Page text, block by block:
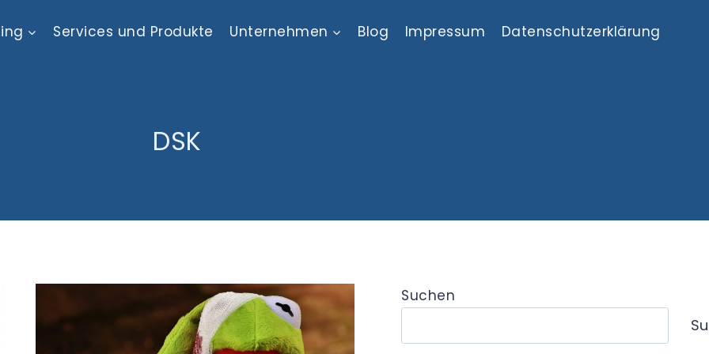
Services und Produkte Unternehmen Blog Impressum Datenschutzerklärung
DSK
Suchen